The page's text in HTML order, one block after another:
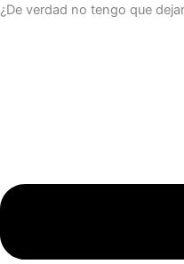
¿De verdad no tengo que